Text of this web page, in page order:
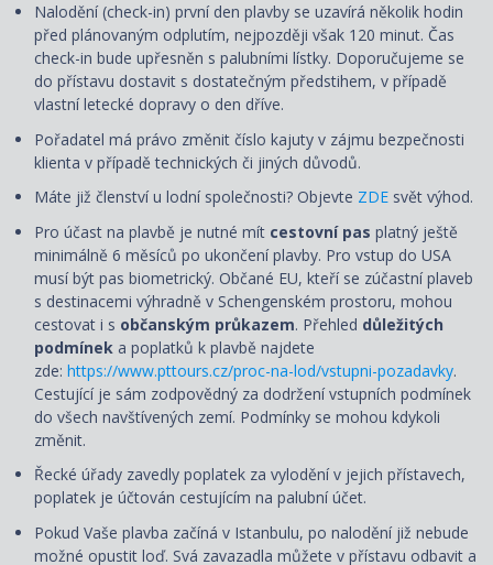
Nalodění (check-in) první den plavby se uzavírá několik hodin
před plánovaným odplutím, nejpozději však 120 minut. Čas
check-in bude upřesněn s palubními lístky. Doporučujeme se
do přístavu dostavit s dostatečným předstihem, v případě
vlastní letecké dopravy o den dříve.
Pořadatel má právo změnit číslo kajuty v zájmu bezpečnosti
klienta v případě technických či jiných důvodů.
Máte již členství u lodní společnosti? Objevte ZDE svět výhod.
Pro účast na plavbě je nutné mít cestovní pas platný ještě
minimálně 6 měsíců po ukončení plavby. Pro vstup do USA
musí být pas biometrický. Občané EU, kteří se zúčastní plaveb
s destinacemi výhradně v Schengenském prostoru, mohou
cestovat i s občanským průkazem. Přehled důležitých
podmínek a poplatků k plavbě najdete
zde: https://www.pttours.cz/proc-na-lod/vstupni-pozadavky.
Cestující je sám zodpovědný za dodržení vstupních podmínek
do všech navštívených zemí. Podmínky se mohou kdykoli
změnit.
Řecké úřady zavedly poplatek za vylodění v jejich přístavech,
poplatek je účtován cestujícím na palubní účet.
Pokud Vaše plavba začíná v Istanbulu, po nalodění již nebude
možné opustit loď. Svá zavazadla můžete v přístavu odbavit a